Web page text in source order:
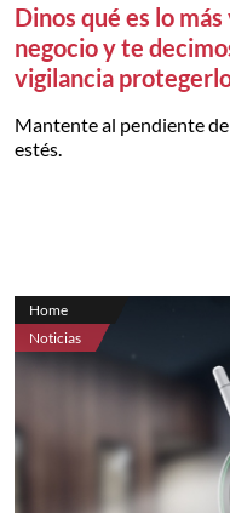
Dinos qué es lo
negocio y te
vigilancia
Mantente al pendiente
estés.
Home
Noticias